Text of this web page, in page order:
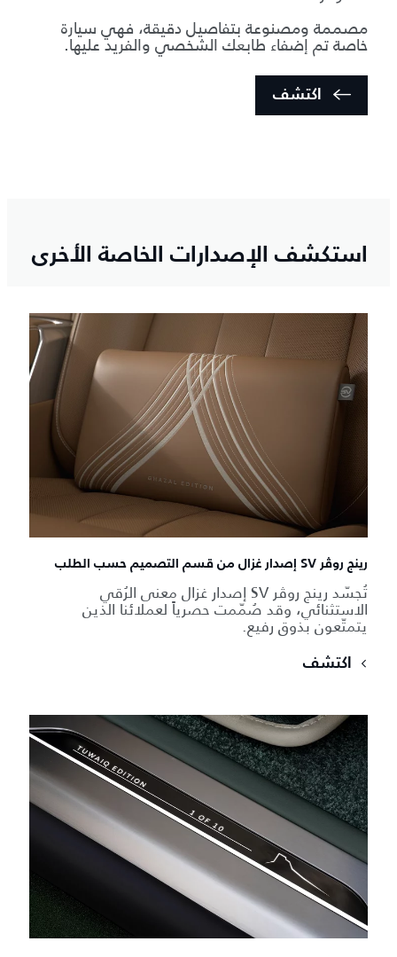
مصممة ومصنوعة بتفاصيل دقيقة، فهي سيارة
خاصة تم إضفاء طابعك الشخصي والفريد عليها.
اكتشف
استكشف الإصدارات الخاصة الأخرى
رينج روڤر SV إصدار غزال من قسم التصميم حسب الطلب
تُجسّد رينج روڤر SV إصدار غزال معنى الرُقي
الاستثنائي، وقد صُمّمت حصرياً لعملائنا الذين
يتمتّعون بذوق رفيع.
اكتشف